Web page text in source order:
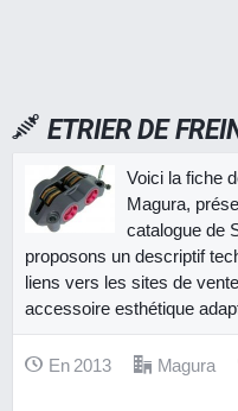
ETRIER DE
Voici la fiche
Magura,
catalogue de
proposons un descriptif
liens vers les sites de
accessoire esthétique
En 2013 Magura